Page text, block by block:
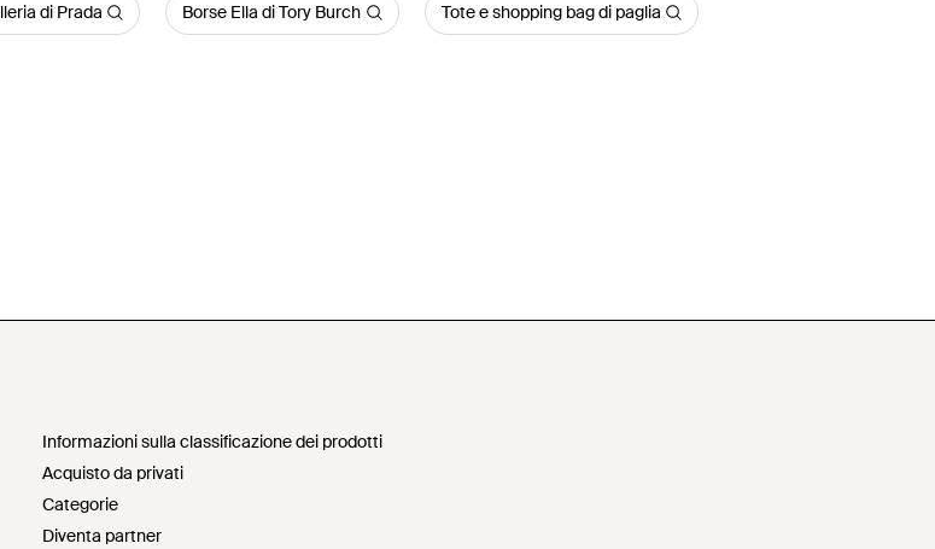
di Prada Borse Ella di Tory Burch Tote e shopping bag di paglia
Informazioni sulla classificazione dei prodotti
Acquisto da privati
Categorie
Diventa partner